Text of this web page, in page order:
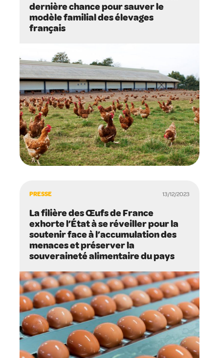
dernière chance pour sauver le
modèle familial des élevages
français
PRESSE 13/12/2023
La filière des Œufs de France
exhorte l’État à se réveiller pour la
soutenir face à l’accumulation des
menaces et préserver la
souveraineté alimentaire du pays